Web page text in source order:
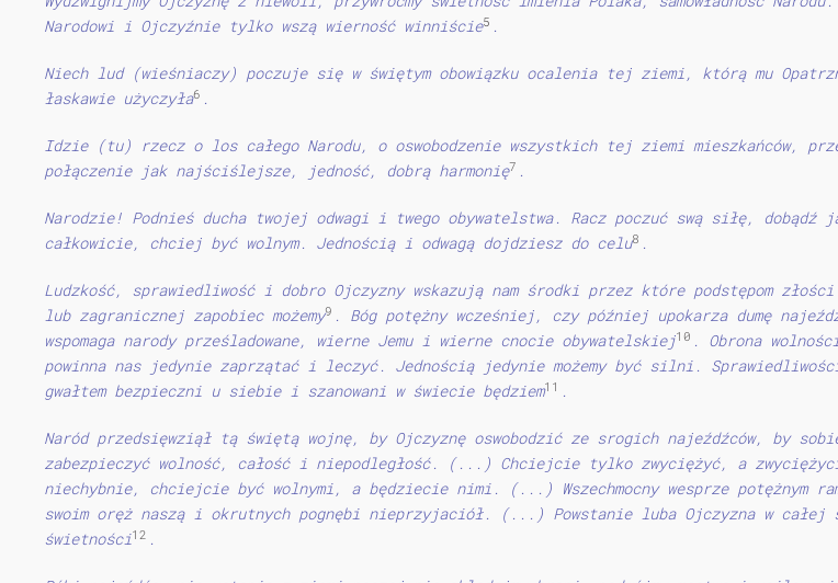
Narodowi i Ojczyźnie tylko w­szą wierność winniście5 .
Niech lud (wieśniaczy) poczuje się w świętym obowiązku ocalenia tej ziemi, którą mu
łaskawie użyczyła6 .
Idzie (tu) rzecz o los całego Narodu, o oswobodzenie wszystkich tej ziemi mieszkańców,
połączenie jak najściślejsze, jedność, dobrą harmonię7 .
Narodzie! Podnieś ducha twojej odwagi i twego obywatelstwa. Racz poczuć swą siłę, dobądź
całkowicie, chciej być wolnym. Jednością i odwagą dojdziesz do celu8 .
Ludzkość, sprawiedliwość i dobro Ojczyzny wskazują nam środki przez które podstępom złości
lub zagranicznej zapobiec możemy9 . Bóg potężny wcześniej, czy później upokarza dumę
wspomaga narody prześladowane, wierne Jemu i wierne cnocie obywatelskiej10 . Obrona
powinna nas jedynie zaprzątać i leczyć. Jednością jedynie możemy być silni.
gwałtem bezpieczni u siebie i szanowani w świecie będziem11 .
Naród przedsięwziął tą świętą wojnę, by Ojczyznę oswobodzić ze srogich najeźdźców, by
zabezpieczyć wolność, całość i niepodległość. (...) Chciejcie tylko zwyciężyć, a
niechybnie, chciejcie być wolnymi, a będziecie nimi. (...) Wszechmocny wesprze potężnym
swoim oręż naszą i okrutnych pognębi nieprzyjaciół. (...) Powstanie luba Ojczyzna w całej
świetności12 .